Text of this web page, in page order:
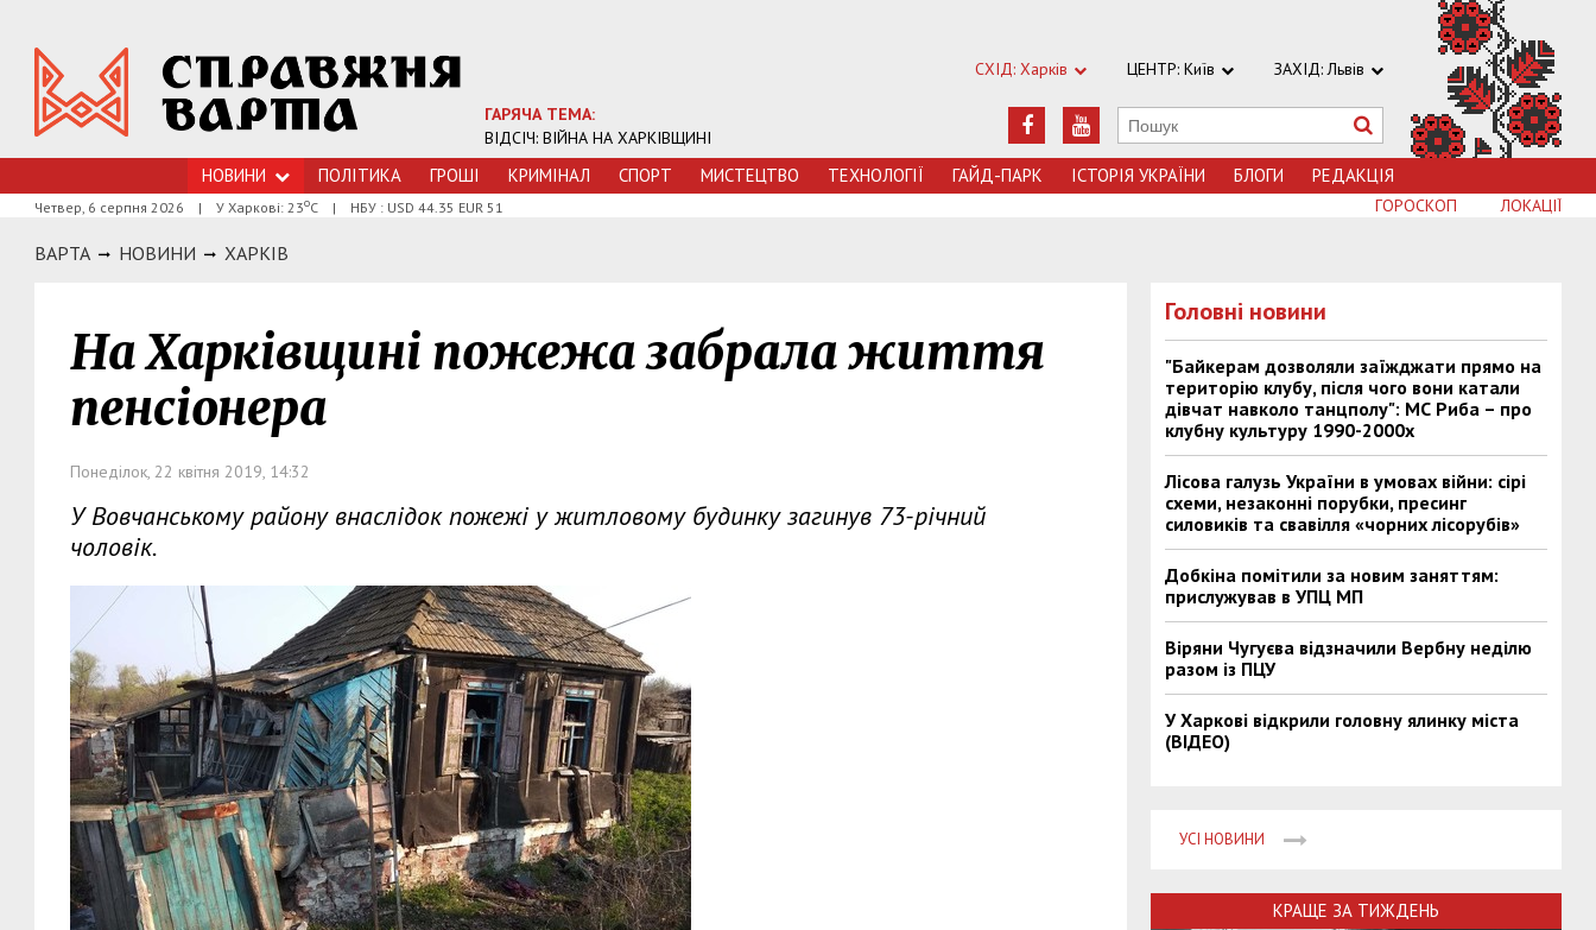
ГАРЯЧА ТЕМА:
ВІДСІЧ: ВІЙНА НА ХАРКІВЩИНІ
СХІД: Харків ЦЕНТР: Київ ЗАХІД: Львів
НОВИНИ ПОЛІТИКА ГРОШI КРИМIНАЛ СПОРТ МИСТЕЦТВО ТЕХНОЛОГIЇ ГАЙД-ПАРК ІСТОРІЯ УКРАЇНИ БЛОГИ РЕДАКЦІЯ
Четвер, 6 серпня 2026 | У Харкові: 23оС | НБУ : USD 44.35 EUR 51 ЛОКАЦІЇ
ГОРОСКОП
ВАРТА НОВИНИ ХАРКIВ
На Харківщині пожежа забрала життя
пенсіонера
Понеділок, 22 квітня 2019, 14:32
У Вовчанському району внаслідок пожежі у житловому будинку загинув 73-річний
чоловік.
Головні новини
"Байкерам дозволяли заїжджати прямо на
територію клубу, після чого вони катали
дівчат навколо танцполу": МС Риба – про
клубну культуру 1990-2000х
Лісова галузь України в умовах війни: сірі
схеми, незаконні порубки, пресинг
силовиків та свавілля «чорних лісорубів»
Добкіна помітили за новим заняттям:
прислужував в УПЦ МП
Віряни Чугуєва відзначили Вербну неділю
разом із ПЦУ
У Харкові відкрили головну ялинку міста
(ВІДЕО)
УСІ НОВИНИ
КРАЩЕ ЗА ТИЖДЕНЬ